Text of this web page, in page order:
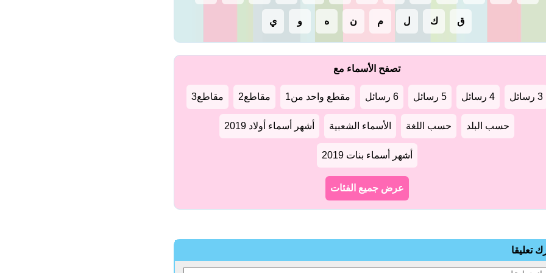
ق ك ل م ن ه و ي
تصفح الأسماء مع
3 رسائل 4 رسائل 5 رسائل 6 رسائل مقطع واحد من1 مقاطع2 مقاطع3
حسب البلد حسب اللغة الأسماء الشعبية أشهر أسماء أولاد 2019
أشهر أسماء بنات 2019
عرض جميع الفئات
تعليقا